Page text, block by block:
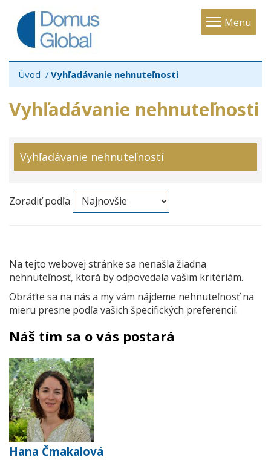
Menu
Toggle
Úvod Vyhľadávanie nehnuteľnosti
Vyhľadávanie nehnuteľnosti
Vyhľadávanie nehnuteľností
Zoradiť podľa
Na tejto webovej stránke sa nenašla žiadna
nehnuteľnosť, ktorá by odpovedala vašim kritériám.
Obráťte sa na nás a my vám nájdeme nehnuteľnosť na
mieru presne podľa vašich špecifických preferencií.
Náš tím sa o vás postará
Hana Čmakalová